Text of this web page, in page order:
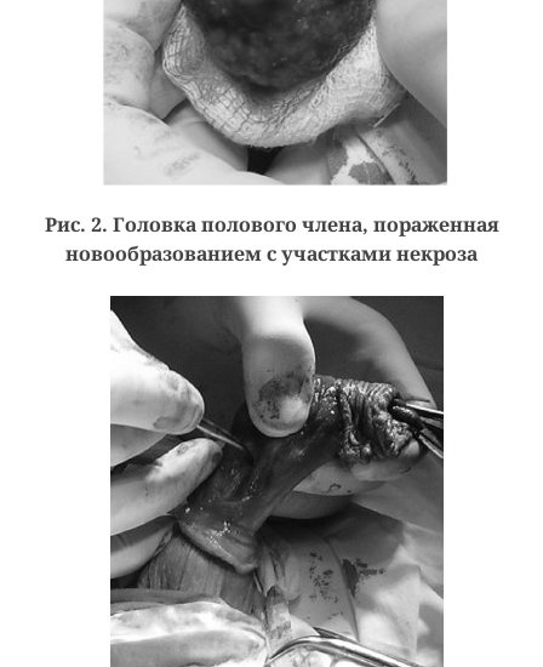
Рис. 2. Головка полового члена, пораженная
новообразованием с участками некроза